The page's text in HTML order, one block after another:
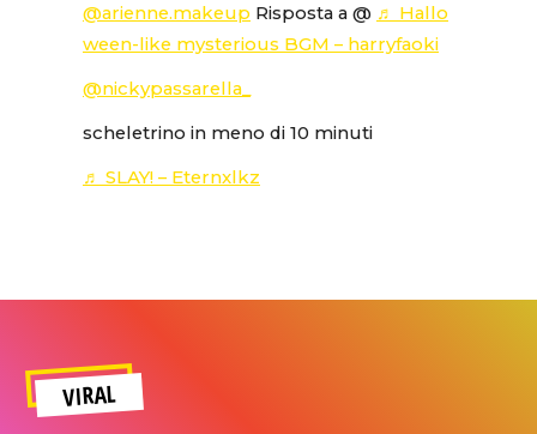
@arienne.makeup Risposta a @ ♬ Hallo
ween-like mysterious BGM – harryfaoki
@nickypassarella_
scheletrino in meno di 10 minuti
♬ SLAY! – Eternxlkz
VIRAL